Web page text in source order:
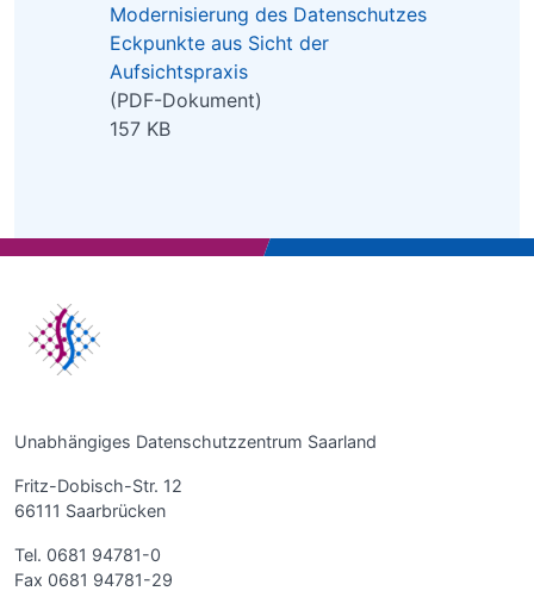
Modernisierung des Datenschutzes
Eckpunkte aus Sicht der
Aufsichtspraxis
(PDF-Dokument)
157 KB
Unabhängiges Datenschutzzentrum Saarland
Fritz-Dobisch-Str. 12
66111 Saarbrücken
Tel. 0681 94781-0
Fax 0681 94781-29